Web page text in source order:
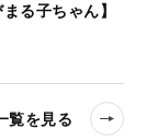
る子ちゃん】
覧を見る